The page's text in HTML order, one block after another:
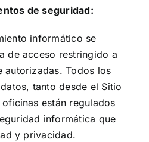
de seguridad:
informático se
de acceso restringido a
autorizadas. Todos los
tanto desde el Sitio
están regulados
informática que
y privacidad.